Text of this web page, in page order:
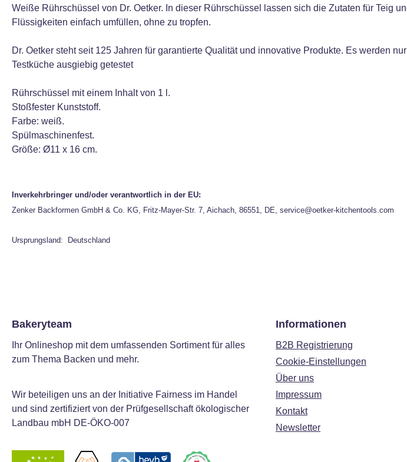
Weiße Rührschüssel von Dr. Oetker. In dieser Rührschüssel lassen sich die Zutaten für Teig
Flüssigkeiten einfach umfüllen, ohne zu tropfen.
Dr. Oetker steht seit 125 Jahren für garantierte Qualität und innovative Produkte. Es werden
Testküche ausgiebig getestet
Rührschüssel mit einem Inhalt von 1 l.
Stoßfester Kunststoff.
Farbe: weiß.
Spülmaschinenfest.
Größe: Ø11 x 16 cm.
Inverkehrbringer und/oder verantwortlich in der EU:
Zenker Backformen GmbH & Co. KG, Fritz-Mayer-Str. 7, Aichach, 86551, DE, service@oetker-kitchentools.com
Ursprungsland: Deutschland
Bakeryteam
Ihr Onlineshop mit dem umfassenden Sortiment für alles
zum Thema Backen und mehr.
Wir beteiligen uns an der Initiative Fairness im Handel
und sind zertifiziert von der Prüfgesellschaft ökologischer
Landbau mbH DE-ÖKO-007
Informationen
B2B Registrierung
Cookie-Einstellungen
Über uns
Impressum
Kontakt
Newsletter